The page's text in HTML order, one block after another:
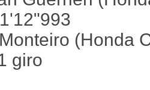
(Honda
giro